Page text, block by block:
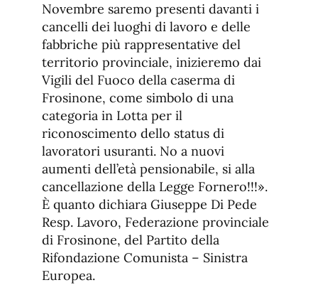
Novembre saremo presenti davanti i
cancelli dei luoghi di lavoro e delle
fabbriche più rappresentative del
territorio provinciale, inizieremo dai
Vigili del Fuoco della caserma di
Frosinone, come simbolo di una
categoria in Lotta per il
riconoscimento dello status di
lavoratori usuranti. No a nuovi
aumenti dell’età pensionabile, si alla
cancellazione della Legge Fornero!!!».
È quanto dichiara Giuseppe Di Pede
Resp. Lavoro, Federazione provinciale
di Frosinone, del Partito della
Rifondazione Comunista – Sinistra
Europea.